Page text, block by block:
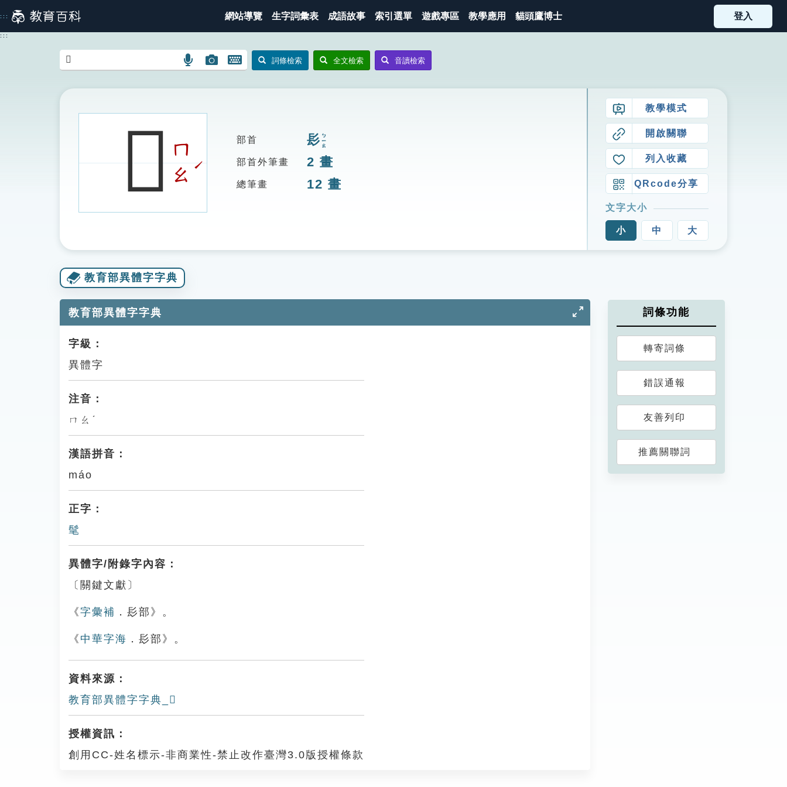
到
主
::: 網站導覽 生字詞彙表 成語故事 索引選單 遊戲專區 教學應用 貓頭鷹博士 登入
:::
語
搜
圖
圖
搜
開
鍵
詞條檢索 全文檢索 音讀檢索
𩫷ㄇ
ㄠ
ˊ
部首 髟ㄅㄧㄠ
部首外筆畫 2 畫
總筆畫 12 畫
教學模式
開啟關聯
列入收藏
QRcode分享
文字大小
小 中 大
教育部異體字字典
教育部異體字字典
字級：
異體字
注音：
ㄇㄠˊ
漢語拼音：
máo
正字：
髦
異體字/附錄字內容：
〔關鍵文獻〕
《字彙補 ．髟部》。
《 中華字海 ．髟部》。
資料來源：
教育部異體字字典_𩫷
授權資訊：
創用CC-姓名標示-非商業性-禁止改作臺灣3.0版授權條款
詞條功能
轉寄詞條
錯誤通報
友善列印
推薦關聯詞